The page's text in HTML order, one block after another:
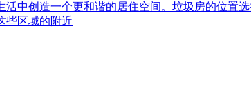
中创造一个更和谐的居住空间。垃圾房的位置
些区域的附近